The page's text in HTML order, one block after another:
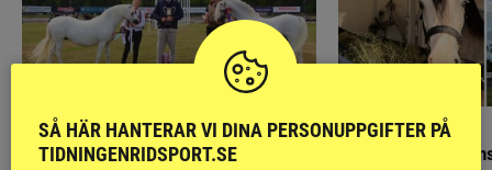
GÄSTBLOGGEN
Finaldag med jubileumsutställning
GÄSTBLOGGEN
Så gick det på
SÅ HÄR HANTERAR VI DINA PERSONUPPGIFTER PÅ
TIDNINGENRIDSPORT.SE